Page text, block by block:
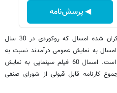
◀ پرسش‌نامه
او در مورد تعداد فیلم​های سینمایی اکران شده امسال که روکوردی در 30 سال
به نمایش عمومی درآمدند نسبت به
30 سال گذشته بیشترین تعداد بوده است. امسال 60 فیلم سینمایی به نمایش
کارنامه قابل قبولی از شورای صنفی